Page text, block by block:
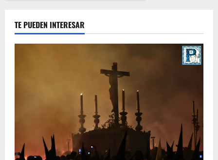
TE PUEDEN INTERESAR